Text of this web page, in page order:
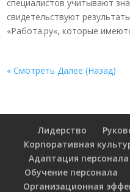
специалистов учитывают
свидетельствуют
«Работа.ру«, которые
« Смотреть Далее (Назад)
Лидерство
Корпоративная
Адаптация персонала
Обучение персонала
Организационная